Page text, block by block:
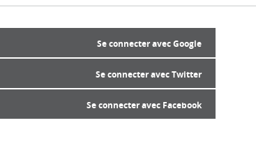
Se connecter avec Google
Se connecter avec Twitter
Se connecter avec Facebook